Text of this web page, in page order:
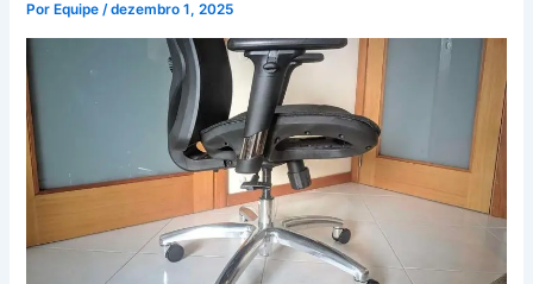
Por Equipe/dezembro 1, 2025